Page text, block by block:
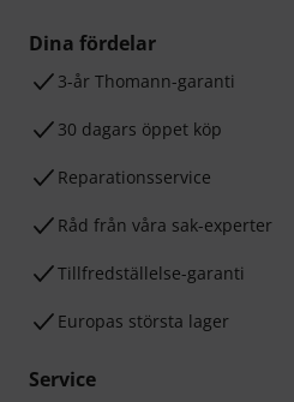
Dina fördelar
3-år Thomann-garanti
30 dagars öppet köp
Reparationsservice
Råd från våra sak-experter
Tillfredställelse-garanti
Europas största lager
Service